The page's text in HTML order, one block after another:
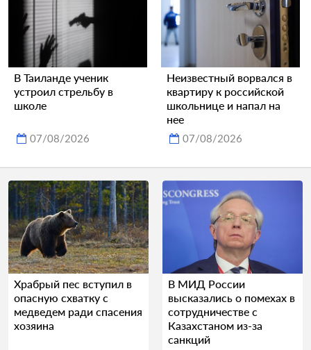
В Таиланде ученик
устроил стрельбу в
школе
07/08/2026
Неизвестный ворвался в
квартиру к российской
школьнице и напал на
нее
07/08/2026
Храбрый пес вступил в
опасную схватку с
медведем ради спасения
хозяина
В МИД России
высказались о помехах в
сотрудничестве с
Казахстаном из-за
санкций